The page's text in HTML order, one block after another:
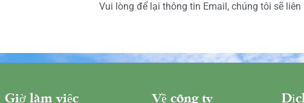
Vui lòng để lại thông tin Email, chúng tôi sẽ liên
Giờ làm việc Về công ty